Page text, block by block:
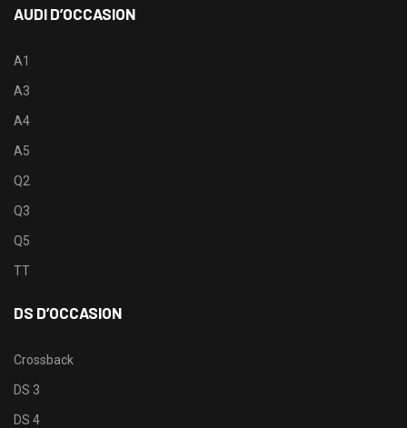
AUDI D’OCCASION
A1
A3
A4
A5
Q2
Q3
Q5
TT
DS D’OCCASION
Crossback
DS 3
DS 4